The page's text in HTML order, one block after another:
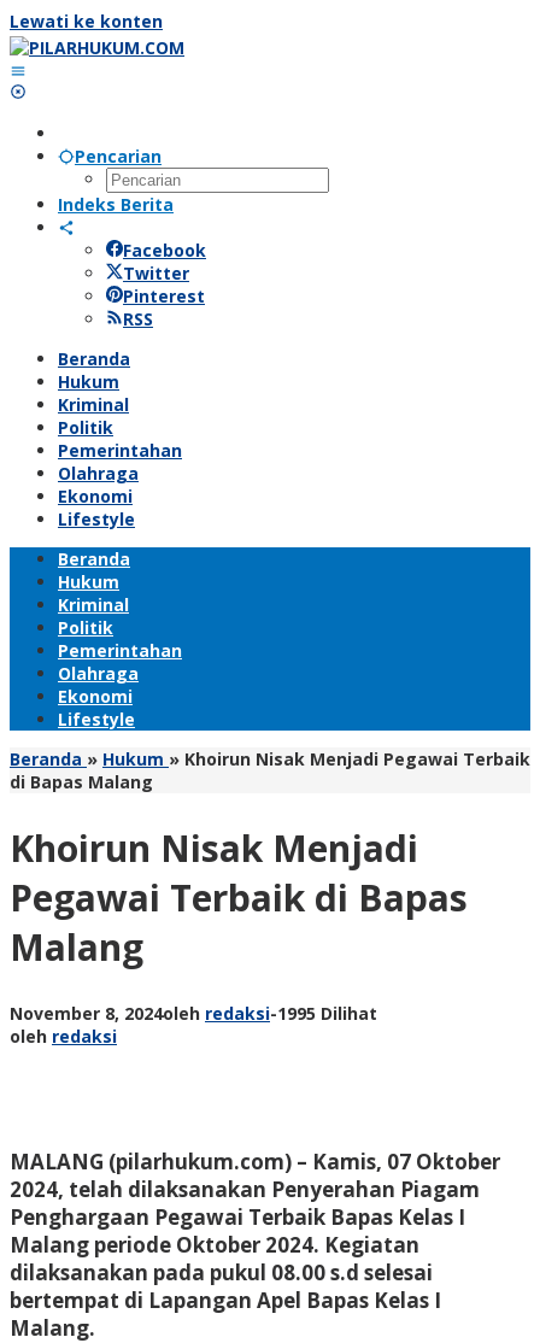
Lewati ke konten
Pencarian
Indeks Berita
Facebook
Twitter
Pinterest
RSS
Beranda
Hukum
Kriminal
Politik
Pemerintahan
Olahraga
Ekonomi
Lifestyle
Beranda
Hukum
Kriminal
Politik
Pemerintahan
Olahraga
Ekonomi
Lifestyle
Beranda » Hukum » Khoirun Nisak Menjadi Pegawai Terbaik
di Bapas Malang
Khoirun Nisak Menjadi
Pegawai Terbaik di Bapas
Malang
November 8, 2024oleh redaksi-1995 Dilihat
oleh redaksi
MALANG (pilarhukum.com) – Kamis, 07 Oktober
2024, telah dilaksanakan Penyerahan Piagam
Penghargaan Pegawai Terbaik Bapas Kelas I
Malang periode Oktober 2024. Kegiatan
dilaksanakan pada pukul 08.00 s.d selesai
bertempat di Lapangan Apel Bapas Kelas I
Malang.